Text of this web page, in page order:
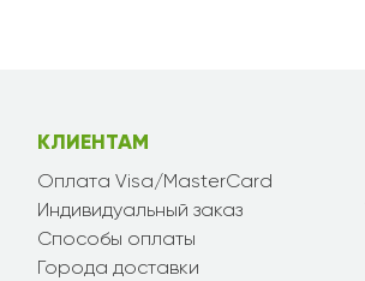
КЛИЕНТАМ
Оплата Visa/MasterCard
Индивидуальный заказ
Способы оплаты
Города доставки